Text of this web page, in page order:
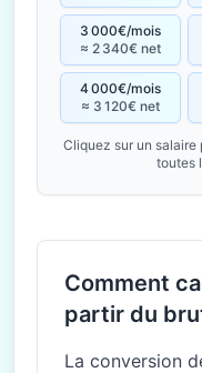
3 000€/mois
≈ 2 340€ net
4 000€/mois
≈ 3 120€ net
Cliquez sur un
toutes
Comment
partir du
La conversion